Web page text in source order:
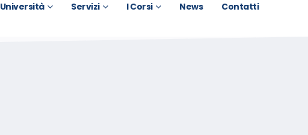
Università Servizi I Corsi News Contatti